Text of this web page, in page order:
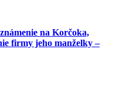
na Korčoka,
firmy jeho manželky –